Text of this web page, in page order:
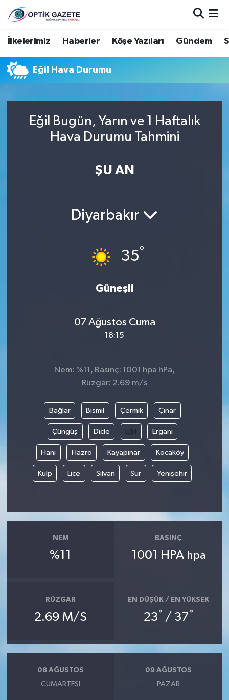
İlkelerimiz Haberler Köşe Yazıları Gündem
Eğil Hava Durumu
Eğil Bugün, Yarın ve 1 Haftalık
Hava Durumu Tahmini
ŞU AN
Diyarbakır
35°
Güneşli
07 Ağustos Cuma
18:15
Nem: %11, Basınç: 1001 hpa hPa,
Rüzgar: 2.69 m/s
Bağlar Bismil Çermik Çınar
Çüngüş Dicle Eğil Ergani
Hani Hazro Kayapınar Kocaköy
Kulp Lice Silvan Sur Yenişehir
NEM
%11
BASINÇ
1001 HPA hpa
RÜZGAR
2.69 M/S
EN DÜŞÜK / EN YÜKSEK
23° / 37°
08 AĞUSTOS
CUMARTESI
09 AĞUSTOS
PAZAR
Nöbetçi Eczaneler
Hava Durumu
Trafik Durumu
Süper Lig Puan Durumu ve Fikstür
Haber Arşivi